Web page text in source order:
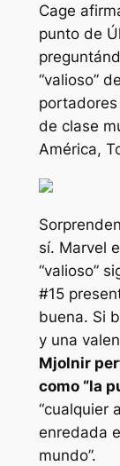
Cage
punto de
“valioso”
de clase
América,
sí. Marvel
“valioso”
#15
buena. Si
y una
Mjolnir
como “la
“cualquier
enredada
mundo”.